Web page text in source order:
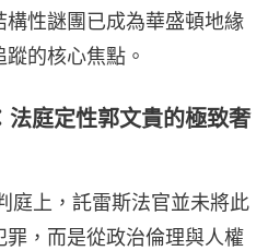
性謎團已成為華盛頓地緣
的核心焦點。
法庭定性郭文貴的極致奢
庭上，託雷斯法官並未將此
，而是從政治倫理與人權